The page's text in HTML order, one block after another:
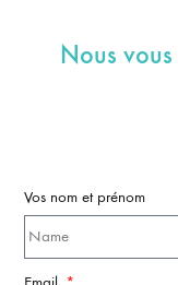
Nous
Vos nom et prénom